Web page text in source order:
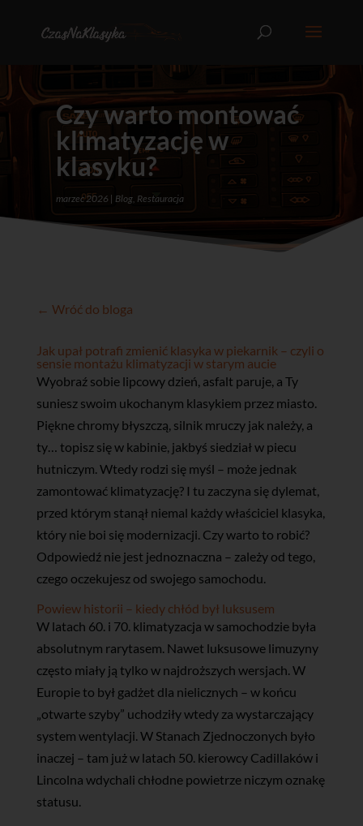
Czy warto montować
klimatyzację w
klasyku?
marzec 2026 Blog, Restauracja
← Wróć do bloga
Jak upał potrafi zmienić klasyka w piekarnik – czyli o
sensie montażu klimatyzacji w starym aucie
Wyobraź sobie lipcowy dzień, asfalt paruje, a Ty
suniesz swoim ukochanym klasykiem przez miasto.
Piękne chromy błyszczą, silnik mruczy jak należy, a
ty… topisz się w kabinie, jakbyś siedział w piecu
hutniczym. Wtedy rodzi się myśl – może jednak
zamontować klimatyzację? I tu zaczyna się dylemat,
przed którym stanął niemal każdy właściciel klasyka,
który nie boi się modernizacji. Czy warto to robić?
Odpowiedź nie jest jednoznaczna – zależy od tego,
czego oczekujesz od swojego samochodu.
Powiew historii – kiedy chłód był luksusem
W latach 60. i 70. klimatyzacja w samochodzie była
absolutnym rarytasem. Nawet luksusowe limuzyny
często miały ją tylko w najdroższych wersjach. W
Europie to był gadżet dla nielicznych – w końcu
„otwarte szyby” uchodziły wtedy za wystarczający
system wentylacji. W Stanach Zjednoczonych było
inaczej – tam już w latach 50. kierowcy Cadillaków i
Lincolna wdychali chłodne powietrze niczym oznakę
statusu.